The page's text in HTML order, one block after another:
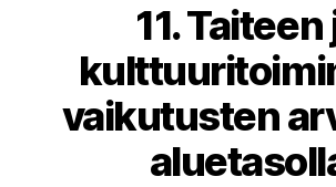
11. Taiteen
vaikutusten